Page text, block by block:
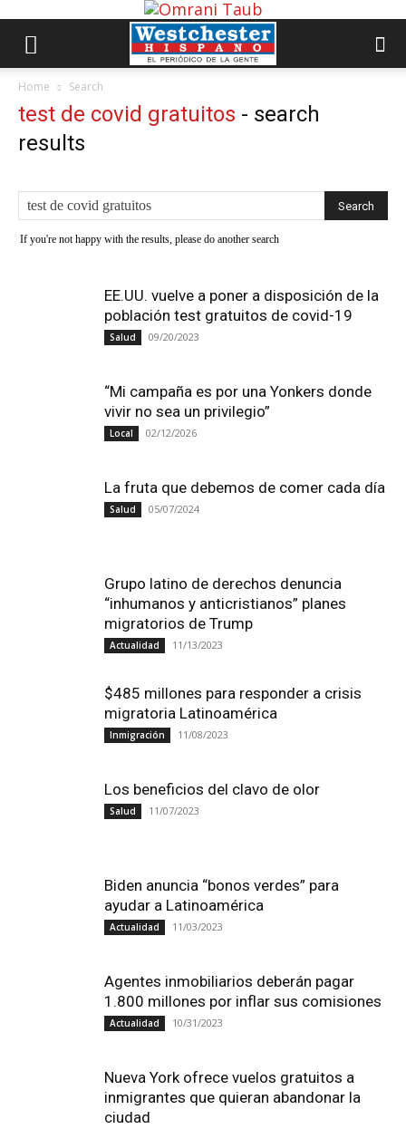
Home Search
test de covid gratuitos - search
results
If you're not happy with the results, please do another search
EE.UU. vuelve a poner a disposición de la
población test gratuitos de covid-19
Salud 09/20/2023
“Mi campaña es por una Yonkers donde
vivir no sea un privilegio”
Local 02/12/2026
La fruta que debemos de comer cada día
Salud 05/07/2024
Grupo latino de derechos denuncia
“inhumanos y anticristianos” planes
migratorios de Trump
Actualidad 11/13/2023
$485 millones para responder a crisis
migratoria Latinoamérica
Inmigración 11/08/2023
Los beneficios del clavo de olor
Salud 11/07/2023
Biden anuncia “bonos verdes” para
ayudar a Latinoamérica
Actualidad 11/03/2023
Agentes inmobiliarios deberán pagar
1.800 millones por inflar sus comisiones
Actualidad 10/31/2023
Nueva York ofrece vuelos gratuitos a
inmigrantes que quieran abandonar la
ciudad